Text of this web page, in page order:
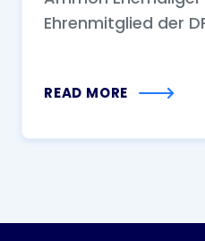
Ehrenmitglied der
READ MORE